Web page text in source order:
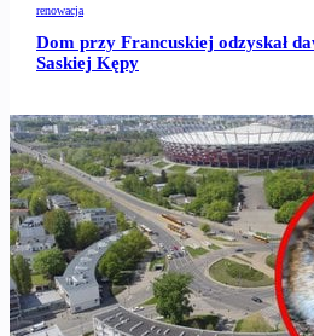
renowacja
Dom przy Francuskiej odzyskał
Saskiej Kępy